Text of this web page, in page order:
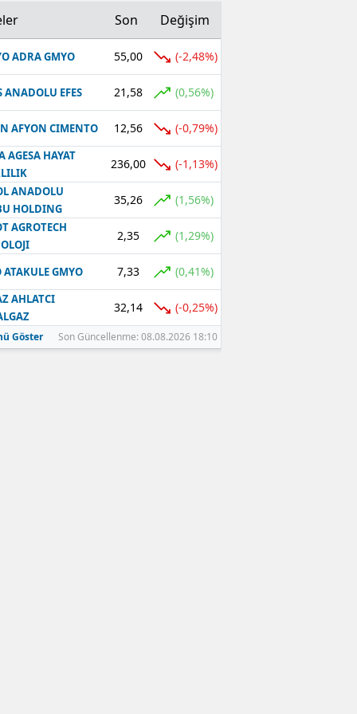
Son Değişim
ADRA GMYO 55,00 (-2,48%)
ANADOLU EFES 21,58 (0,56%)
AFYON CIMENTO 12,56 (-0,79%)
AGESA HAYAT
236,00 (-1,13%)
ANADOLU
HOLDING
35,26 (1,56%)
AGROTECH
2,35 (1,29%)
ATAKULE GMYO 7,33 (0,41%)
AHLATCI
32,14 (-0,25%)
Göster Son Güncellenme: 08.08.2026 18:10